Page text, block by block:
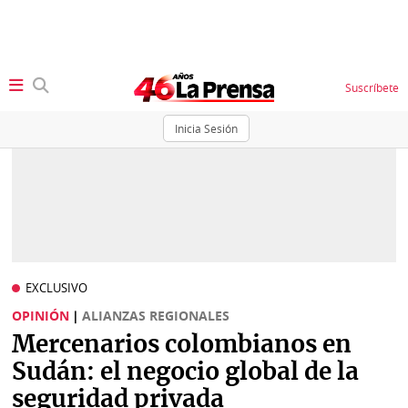
Inicia Sesión
Suscríbete
Sociedad
Judiciales
Política
Economía
K
Vivir+
EXCLUSIVO
OPINIÓN | ALIANZAS REGIONALES
Mercenarios colombianos en
Sudán: el negocio global de la
seguridad privada